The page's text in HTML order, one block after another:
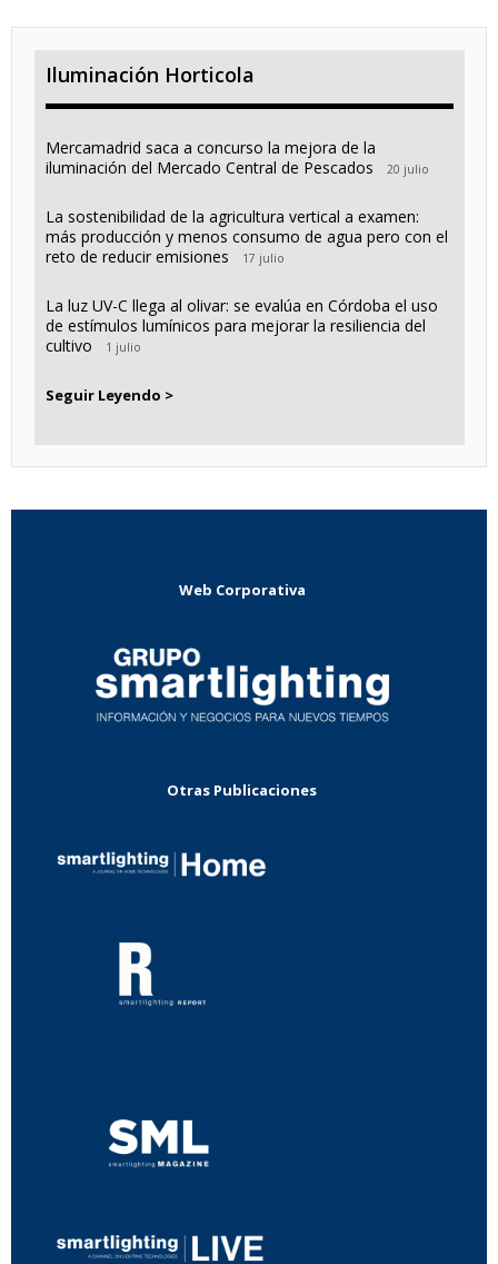
Iluminación Horticola
Mercamadrid saca a concurso la mejora de la
iluminación del Mercado Central de Pescados
20 julio
La sostenibilidad de la agricultura vertical a examen:
más producción y menos consumo de agua pero con el
reto de reducir emisiones
17 julio
La luz UV-C llega al olivar: se evalúa en Córdoba el uso
de estímulos lumínicos para mejorar la resiliencia del
cultivo
1 julio
Seguir Leyendo >
Web Corporativa
Otras Publicaciones